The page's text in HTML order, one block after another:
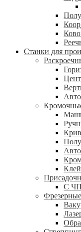
Станки для
Клей
С